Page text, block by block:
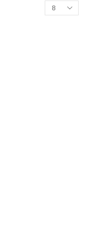
Productos
por